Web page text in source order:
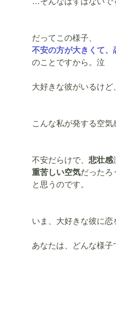
だってこの様子、
不安の方が大きくて
のことですから。泣
大好きな彼がいるけ
こんな私が発する空
不安だらけで、 悲壮感
重苦しい空気だったろ
と思うのです。
いま、大好きな彼に
あなたは、どんな様